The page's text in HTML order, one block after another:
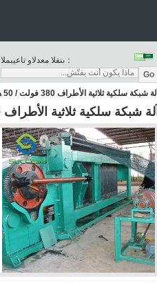
المبيعات والدعم الفنى：
Go
آلة شبكة سلكية ثلاثية الأطراف 380 فولت / 50 هرتز مع قطر سلك 0.3-2.5 ملم
آلة شبكة سلكية ثلاثية الأطراف 380 فولت / 50 هرتز مع قطر سلك 0.3-2.5 ملم